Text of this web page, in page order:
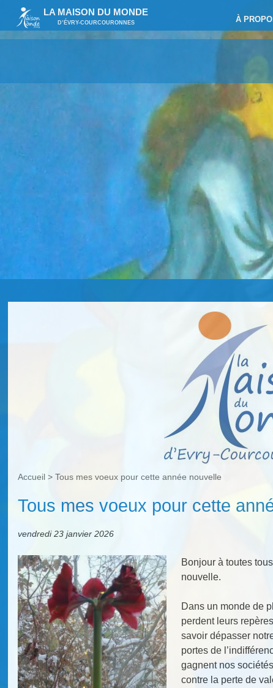
LA MAISON DU MONDE
D’ÉVRY-COURCOURONNES À
Accueil >Tous mes voeux pour cette année nouvelle
Tous mes voeux pour cette
vendredi 23 janvier 2026
Bonjour à toutes
nouvelle.
Dans un monde de
perdent leurs
savoir dépasser
portes de
gagnent nos
contre la perte de